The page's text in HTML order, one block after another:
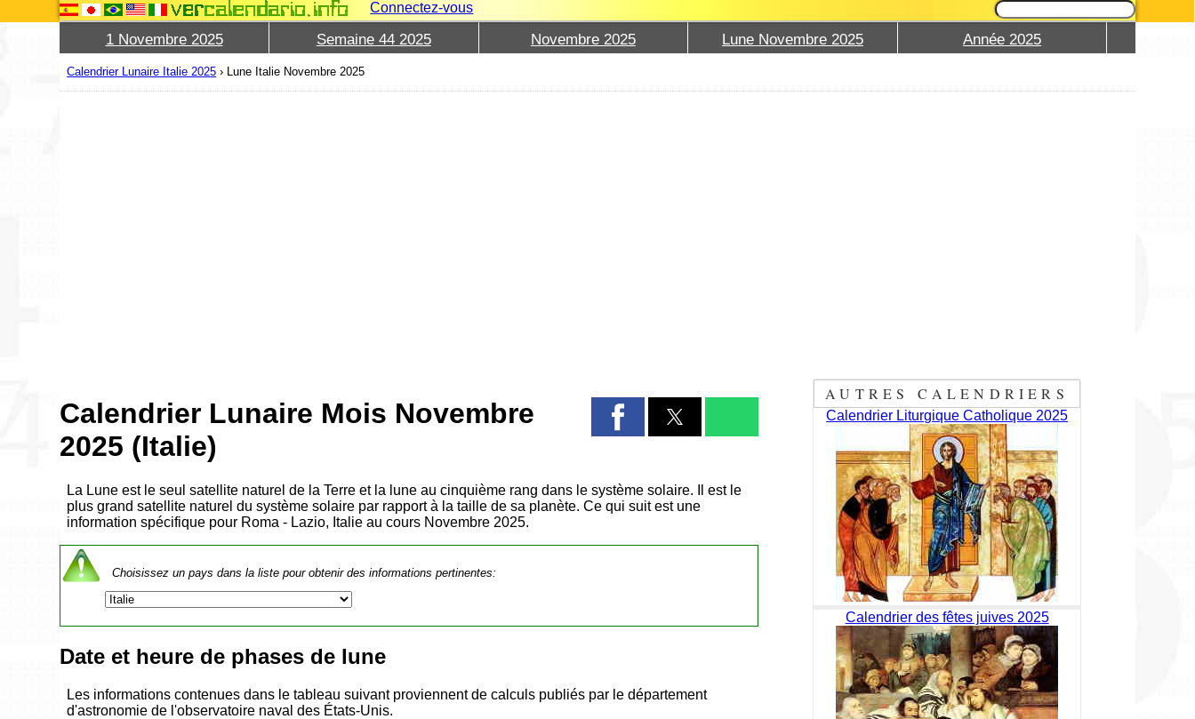
Connectez-vous
1 Novembre 2025 Semaine 44 2025 Novembre 2025 Lune Novembre 2025 Année 2025
Calendrier Lunaire Italie 2025 › Lune Italie Novembre 2025
Calendrier Lunaire Mois Novembre
2025 (Italie)
La Lune est le seul satellite naturel de la Terre et la lune au cinquième rang dans le système solaire. Il est le
plus grand satellite naturel du système solaire par rapport à la taille de sa planète. Ce qui suit est une
information spécifique pour Roma - Lazio, Italie au cours Novembre 2025.
Choisissez un pays dans la liste pour obtenir des informations pertinentes:
Date et heure de phases de lune
Les informations contenues dans le tableau suivant proviennent de calculs publiés par le département
d'astronomie de l'observatoire naval des États-Unis.
AUTRES CALENDRIERS
Calendrier Liturgique Catholique 2025
Calendrier des fêtes juives 2025